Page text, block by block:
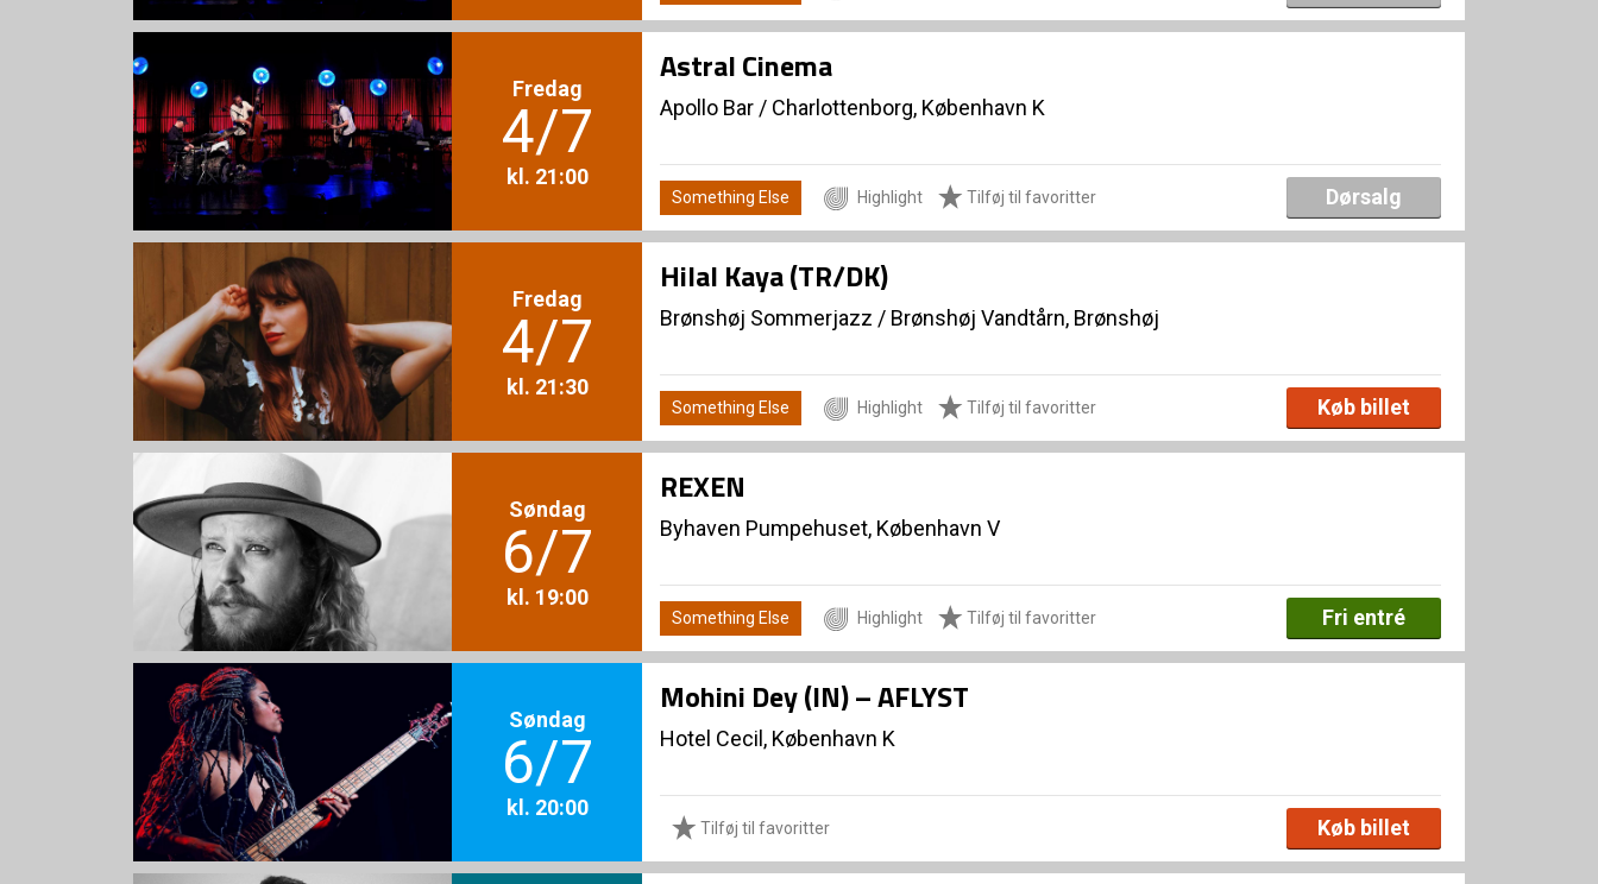
Fredag
4/7
kl. 21:00
Astral Cinema
Apollo Bar / Charlottenborg, København K
Something Else Highlight Tilføj til favoritter Dørsalg
Fredag
4/7
kl. 21:30
Hilal Kaya (TR/DK)
Brønshøj Sommerjazz / Brønshøj Vandtårn, Brønshøj
Something Else Highlight Tilføj til favoritter Køb billet
Søndag
6/7
kl. 19:00
REXEN
Byhaven Pumpehuset, København V
Something Else Highlight Tilføj til favoritter Fri entré
Søndag
6/7
kl. 20:00
Mohini Dey (IN) – AFLYST
Hotel Cecil, København K
Tilføj til favoritter Køb billet